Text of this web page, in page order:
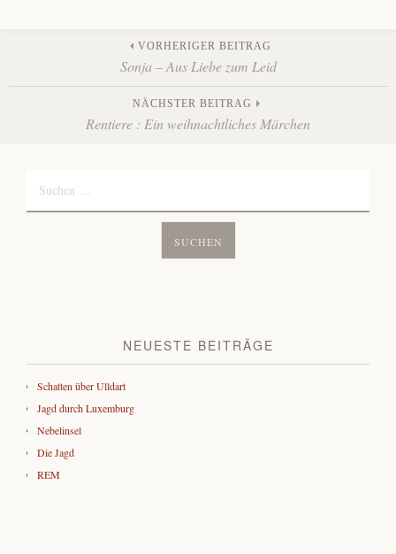
Beitrags-
Navigation
VORHERIGER BEITRAG
Sonja – Aus Liebe zum Leid
NÄCHSTER BEITRAG
Rentiere : Ein weihnachtliches Märchen
NEUESTE BEITRÄGE
Schatten über Ulldart
Jagd durch Luxemburg
Nebelinsel
Die Jagd
REM